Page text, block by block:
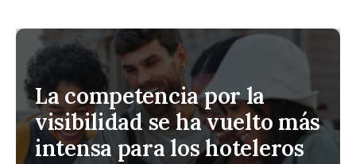
La competencia por la
visibilidad se ha vuelto más
intensa para los hoteleros